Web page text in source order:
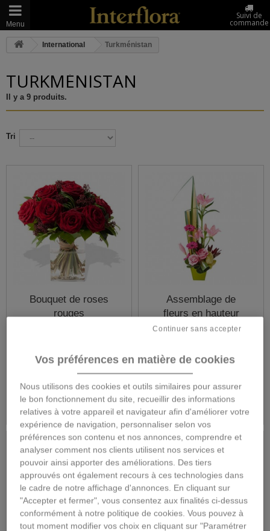
Menu
Suivi de
commande
International Turkménistan
TURKMÉNISTAN
Il y a 9 produits.
Tri
Bouquet de roses
rouges
40,00 €
Détails
Assemblage de
fleurs en hauteur
59,00 €
Détails
Vos préférences en matière de cookies
Nous utilisons des cookies et outils similaires pour assurer
le bon fonctionnement du site, recueillir des informations
relatives à votre appareil et navigateur afin d'améliorer votre
expérience de navigation, personnaliser selon vos
préférences son contenu et nos annonces, comprendre et
analyser comment nos clients utilisent nos services et
pouvoir ainsi apporter des améliorations. Des tiers
approuvés ont également recours à ces technologies dans
le cadre de notre affichage d'annonces. En cliquant sur
"Accepter et fermer", vous consentez aux finalités ci-dessus
conformément à notre politique de cookies. Vous pouvez à
tout moment modifier vos choix en cliquant sur "Paramétrer
Continuer sans accepter